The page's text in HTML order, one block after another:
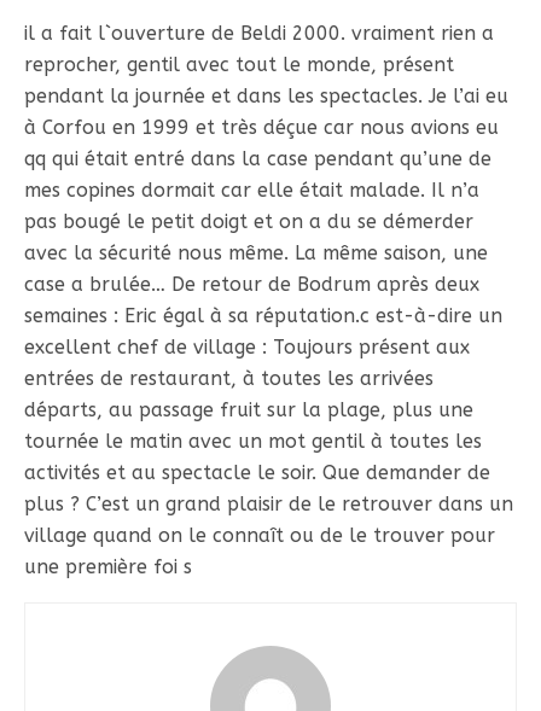
il a fait l`ouverture de Beldi 2000. vraiment rien a
reprocher, gentil avec tout le monde, présent
pendant la journée et dans les spectacles. Je l’ai eu
à Corfou en 1999 et très déçue car nous avions eu
qq qui était entré dans la case pendant qu’une de
mes copines dormait car elle était malade. Il n’a
pas bougé le petit doigt et on a du se démerder
avec la sécurité nous même. La même saison, une
case a brulée… De retour de Bodrum après deux
semaines : Eric égal à sa réputation.c est-à-dire un
excellent chef de village : Toujours présent aux
entrées de restaurant, à toutes les arrivées
départs, au passage fruit sur la plage, plus une
tournée le matin avec un mot gentil à toutes les
activités et au spectacle le soir. Que demander de
plus ? C’est un grand plaisir de le retrouver dans un
village quand on le connaît ou de le trouver pour
une première foi s